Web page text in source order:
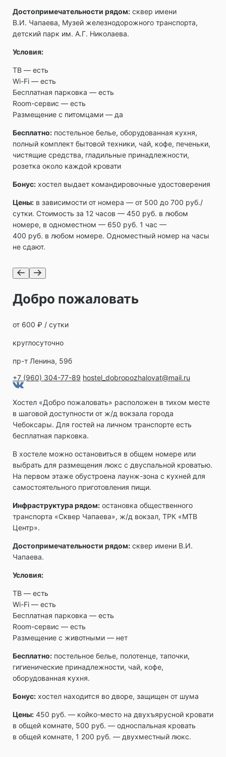
Достопримечательности рядом: сквер имени
В.И. Чапаева, Музей железнодорожного транспорта,
детский парк им. А.Г. Николаева.
Условия:
ТВ ― есть
Wi-Fi ― есть
Бесплатная парковка ― есть
Room-сервис — есть
Размещение с питомцами — да
Бесплатно: постельное белье, оборудованная кухня,
полный комплект бытовой техники, чай, кофе, печеньки,
чистящие средства, гладильные принадлежности,
розетка около каждой кровати
Бонус: хостел выдает командировочные удостоверения
Цены: в зависимости от номера — от 500 до 700 руб./
сутки. Стоимость за 12 часов — 450 руб. в любом
номере, в одноместном — 650 руб. 1 час —
400 руб. в любом номере. Одноместный номер на часы
не сдают.
Добро пожаловать
от 600 ₽ / сутки
круглосуточно
пр-т Ленина, 59б
+7 (960) 304-77-89 hostel_dobropozhalovat@mail.ru
Хостел «Добро пожаловать» расположен в тихом месте
в шаговой доступности от ж/д вокзала города
Чебоксары. Для гостей на личном транспорте есть
бесплатная парковка.
В хостеле можно остановиться в общем номере или
выбрать для размещения люкс с двуспальной кроватью.
На первом этаже обустроена лаунж-зона с кухней для
самостоятельного приготовления пищи.
Инфраструктура рядом: остановка общественного
транспорта «Сквер Чапаева», ж/д вокзал, ТРК «МТВ
Центр».
Достопримечательности рядом: сквер имени В.И.
Чапаева.
Условия:
ТВ ― есть
Wi-Fi ― есть
Бесплатная парковка ― есть
Room-сервис ― есть
Размещение с животными — нет
Бесплатно: постельное белье, полотенце, тапочки,
гигиенические принадлежности, чай, кофе,
оборудованная кухня.
Бонус: хостел находится во дворе, защищен от шума
Цены: 450 руб. — койко-место на двухъярусной кровати
в общей комнате, 500 руб. — односпальная кровать
в общей комнате, 1 200 руб. — двухместный люкс.